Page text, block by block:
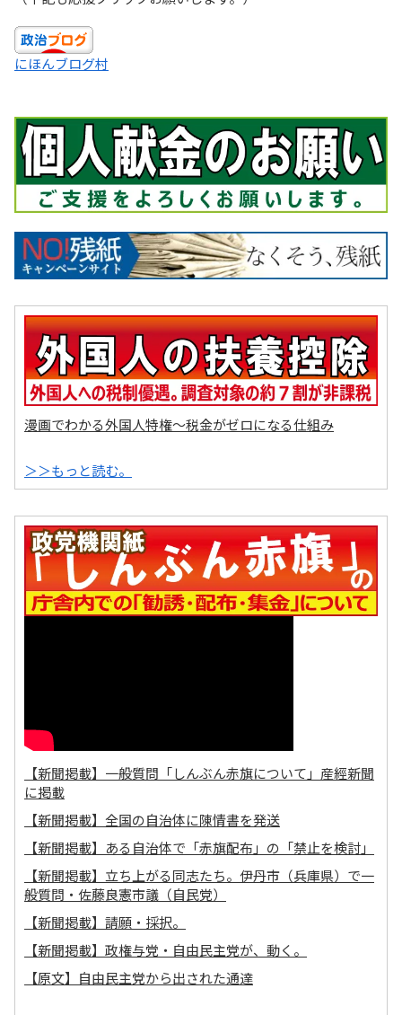
にほんブログ村
漫画でわかる外国人特権～税金がゼロになる仕組み
＞＞もっと読む。
【新聞掲載】一般質問「しんぶん赤旗について」産經新聞
に掲載
【新聞掲載】全国の自治体に陳情書を発送
【新聞掲載】ある自治体で「赤旗配布」の「禁止を検討」
【新聞掲載】立ち上がる同志たち。伊丹市（兵庫県）で一
般質問・佐藤良憲市議（自民党）
【新聞掲載】請願・採択。
【新聞掲載】政権与党・自由民主党が、動く。
【原文】自由民主党から出された通達